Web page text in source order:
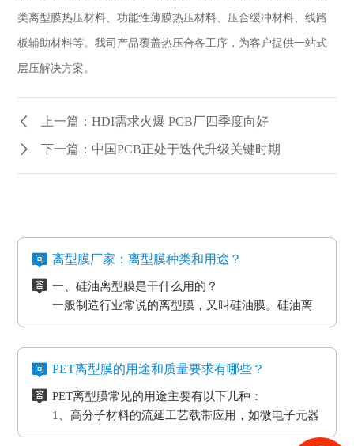
类离型膜热压材料、功能性薄膜热压材料、压合缓冲材料、线路
板辅助材料等。我司产品覆盖热压合各工序，为客户提供一站式
层压解决方案。
上一篇：HDI需求火爆 PCB厂四季度向好
下一篇：中国PCB正处于迭代升级关键时期
离型膜厂家：离型膜种类和用途？
一、硅油离型膜是干什么用的？
一般制造行业常说的离型膜，又叫硅油膜。硅油离
型膜应用分成两类：模切制造行业的应用和石墨制
具备离型力匀称平稳、等特点，还可以按客户标准
氟素离型膜别称氟塑离型膜。这类离型膜是由表层
性。相对于硅胶带，具备优质的剥离特性。氟素离
型膜主要是应用于高温胶带、金手指复合模切加工
工艺。
三、非硅离型膜是干什么用的？
非硅离型膜的适用范围有热溶胶、HC的转印纸、微
粘胶以及微粘胶保护膜生产加工用离型膜。除此之
PET离型膜的用途和质量要求有哪些？
PET离型膜常见的用途主要有以下几种：
1、高分子材料的流延工艺载带应用，如微电子元器
件